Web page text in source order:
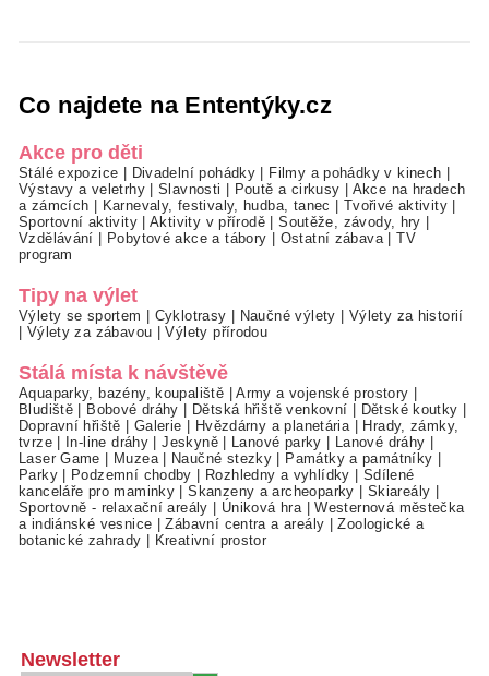
Co najdete na Ententýky.cz
Akce pro děti
Stálé expozice Divadelní pohádky Filmy a pohádky v kinech
Výstavy a veletrhy|Slavnosti Poutě a cirkusy
Akce na hradech
a zámcích
Karnevaly, festivaly, hudba, tanec Tvořivé aktivity
Sportovní aktivity|Aktivity v přírodě |Soutěže, závody, hry
Vzdělávání
Pobytové akce a tábory Ostatní zábava |TV
program
Tipy na výlet
Výlety se sportem Cyklotrasy Naučné výlety
Výlety za historií
Výlety za zábavou |Výlety přírodou
Stálá místa k návštěvě
Aquaparky, bazény, koupaliště |Army a vojenské prostory
Bludiště
Bobové dráhy Dětská hřiště venkovní Dětské koutky
Dopravní hřiště
Galerie Hvězdárny a planetária
Hrady, zámky,
tvrze| In-line dráhy |Jeskyně| Lanové parky Lanové dráhy
Laser Game
Muzea| Naučné stezky Památky a památníky
Parky| Podzemní chodby Rozhledny a vyhlídky
Sdílené
kanceláře pro maminky |Skanzeny a archeoparky Skiareály
Sportovně - relaxační areály
Úniková hra |Westernová městečka
a indiánské vesnice |Zábavní centra a areály |Zoologické a
botanické zahrady
Kreativní prostor
Newsletter